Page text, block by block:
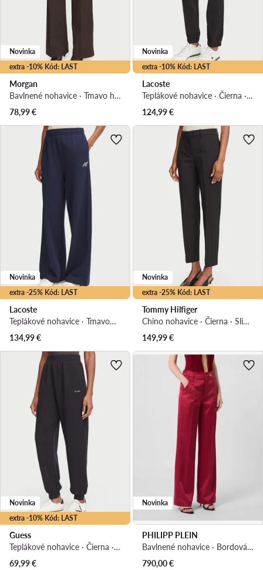
extra -10% Kód: LAST
Novinka
Morgan
Bavlnené nohavice · Tmavo hnedá · Regular fit
78,99€
extra -10% Kód: LAST
Novinka
Lacoste
Teplákové nohavice · Čierna · Regular fit
124,99€
extra -25% Kód: LAST
Novinka
Lacoste
Teplákové nohavice · Tmavomodrá · Regular fit
134,99€
extra -25% Kód: LAST
Novinka
Tommy Hilfiger
Chino nohavice · Čierna · Slim fit
149,99€
extra -10% Kód: LAST
Novinka
Guess
Teplákové nohavice · Čierna · Regular fit
69,99€
Novinka
PHILIPP PLEIN
Bavlnené nohavice · Bordová · Regular fit
790,00€